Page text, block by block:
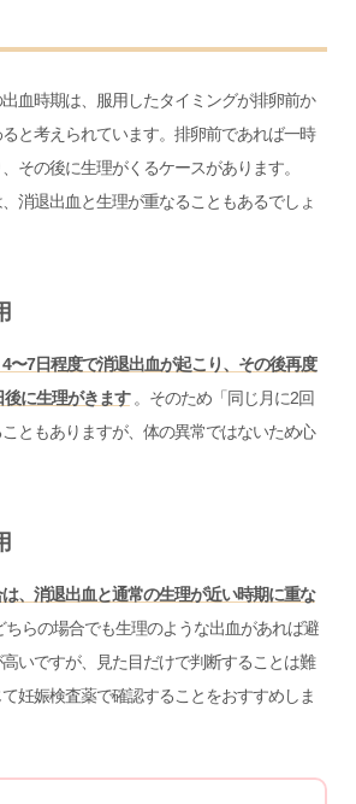
血時期は、服用したタイミングが排卵前か
と考えられています。排卵前であれば一時
その後に生理がくるケースがあります。
消退出血と生理が重なることもあるでしょ
〜7日程度で消退出血が起こり、その後再度
に生理がきます。そのため「同じ月に2回
ともありますが、体の異常ではないため心
、消退出血と通常の生理が近い時期に重な
らの場合でも生理のような出血があれば避
いですが、見た目だけで判断することは難
妊娠検査薬で確認することをおすすめしま